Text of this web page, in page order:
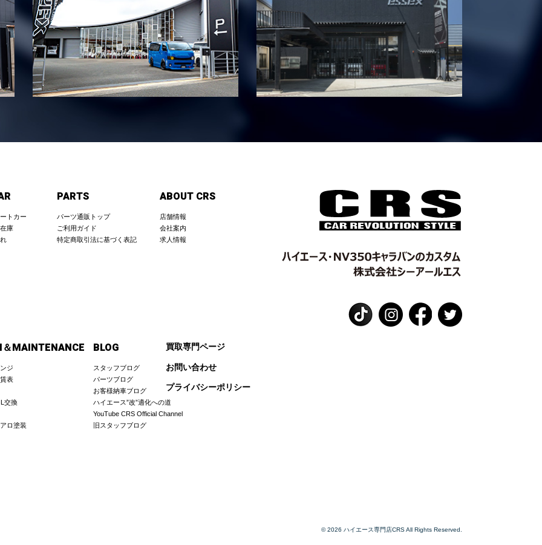
トカー
庫
PARTS
パーツ通販トップ
ご利用ガイド
特定商取引法に基づく表記
ABOUT CRS
店舗情報
会社案内
求人情報
MAINTENANCE
ジ
表
交換
ロ塗装
BLOG
スタッフブログ
パーツブログ
お客様納車ブログ
ハイエース”改”適化への道
YouTube CRS Official Channel
旧スタッフブログ
買取専門ページ
お問い合わせ
プライバシーポリシー
© 2026 ハイエース専門店CRS All Rights Reserved.